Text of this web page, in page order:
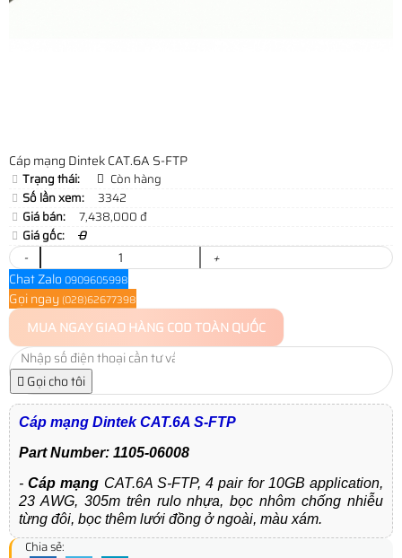
Cáp mạng Dintek CAT.6A S-FTP
Trạng thái:
Còn hàng
Số lần xem:
3342
Giá bán:
7,438,000 đ
Giá gốc:
0
-
+
Chat Zalo 0909605998
Gọi ngay (028)62677398
MUA NGAYGIAO HÀNG COD TOÀN QUỐC
Gọi cho tôi
Cáp mạng Dintek CAT.6A S-FTP
Part Number: 1105-06008
-Cáp mạng CAT.6A S-FTP, 4 pair for 10GB application,
23 AWG, 305m trên rulo nhựa, bọc nhôm chống nhiễu
từng đôi, bọc thêm lưới đồng ở ngoài, màu xám.
Chia sẻ: